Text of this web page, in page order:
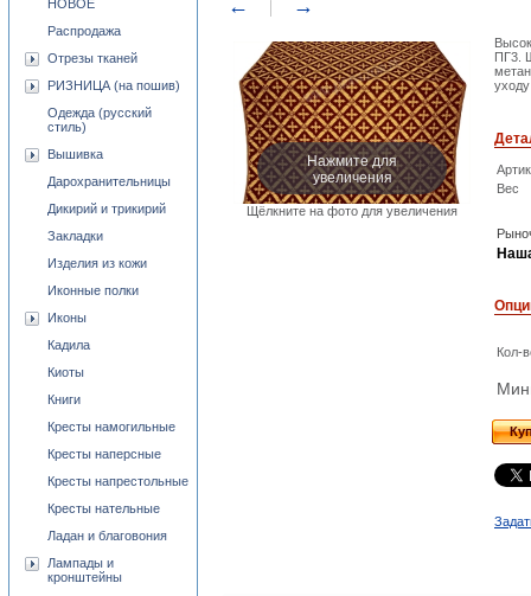
← →
Нажмите для
увеличения
Щёлкните на фото для увеличения
ПГ3.
Вес
Кол-
НОВОЕ
Распродажа
Отрезы тканей
РИЗНИЦА (на пошив)
Одежда (русский
стиль)
Вышивка
Дарохранительницы
Дикирий и трикирий
Закладки
Изделия из кожи
Иконные полки
Иконы
Кадила
Киоты
Книги
Кресты намогильные
Кресты наперсные
Кресты напрестольные
Кресты нательные
Ладан и благовония
Лампады и
кронштейны